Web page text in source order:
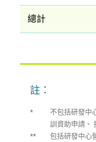
總計
註：
*
不包括研發中
訓資助申請、
**
包括研發中心